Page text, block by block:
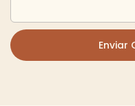
Enviar